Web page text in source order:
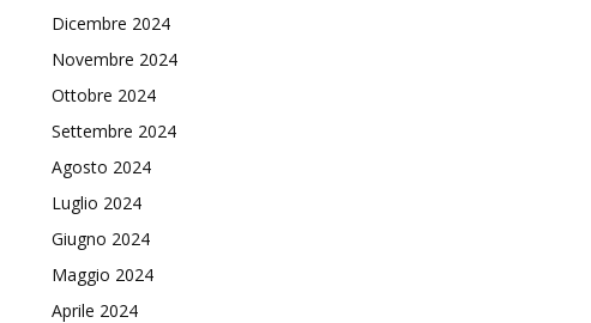
Dicembre 2024
Novembre 2024
Ottobre 2024
Settembre 2024
Agosto 2024
Luglio 2024
Giugno 2024
Maggio 2024
Aprile 2024